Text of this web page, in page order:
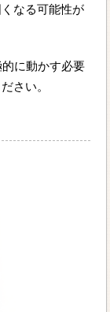
なる可能性が
に動かす必要
さい。